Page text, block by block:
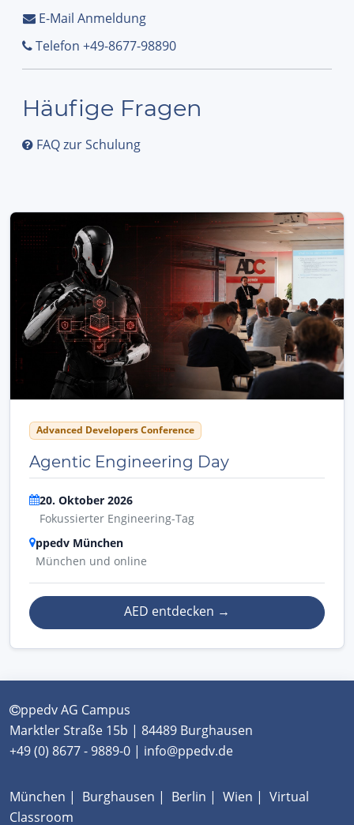
E-Mail Anmeldung
Telefon +49-8677-98890
Häufige Fragen
FAQ zur Schulung
Advanced Developers Conference
Agentic Engineering Day
20. Oktober 2026
Fokussierter Engineering-Tag
ppedv München
München und online
AED entdecken →
ppedv AG Campus
Marktler Straße 15b | 84489 Burghausen
+49 (0) 8677 - 9889-0 | info@ppedv.de
München | Burghausen | Berlin | Wien | Virtual
Classroom